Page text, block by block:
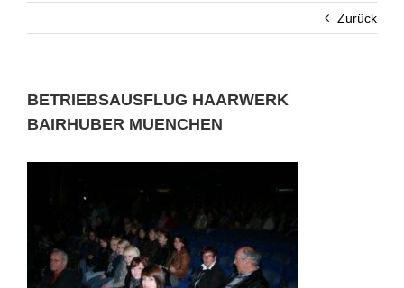
Zurück
BETRIEBSAUSFLUG HAARWERK
BAIRHUBER MUENCHEN